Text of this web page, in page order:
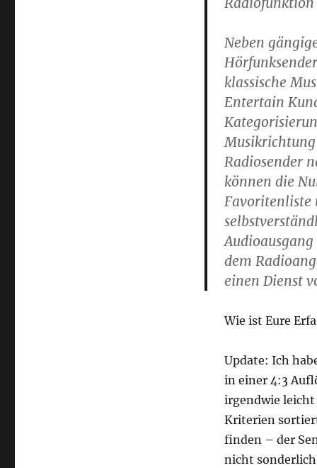
Neben
klassische
Entertain
Radiosender
können die
Favoritenliste
dem
einen Dienst
Wie ist Eure
Update: Ich
in einer 4:3
irgendwie leicht
Kriterien
finden – der
nicht